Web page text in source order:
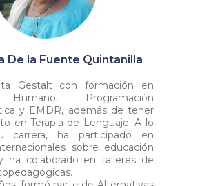
De la Fuente Quintanilla
Gestalt con formación en
Humano, Programación
y EMDR, además de tener
en Terapia de Lenguaje. A lo
carrera, ha participado en
sobre educación
ha colaborado en talleres de